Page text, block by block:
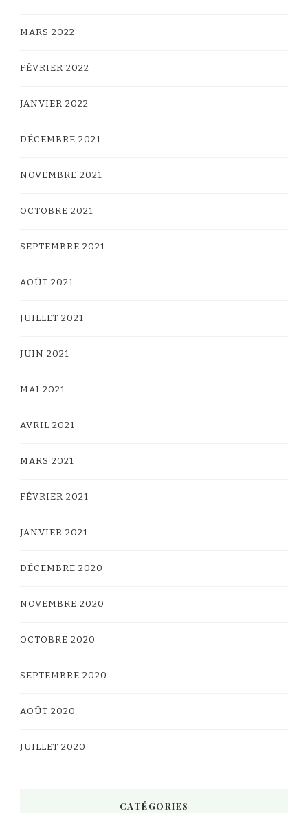
MARS 2022
FÉVRIER 2022
JANVIER 2022
DÉCEMBRE 2021
NOVEMBRE 2021
OCTOBRE 2021
SEPTEMBRE 2021
AOÛT 2021
JUILLET 2021
JUIN 2021
MAI 2021
AVRIL 2021
MARS 2021
FÉVRIER 2021
JANVIER 2021
DÉCEMBRE 2020
NOVEMBRE 2020
OCTOBRE 2020
SEPTEMBRE 2020
AOÛT 2020
JUILLET 2020
CATÉGORIES